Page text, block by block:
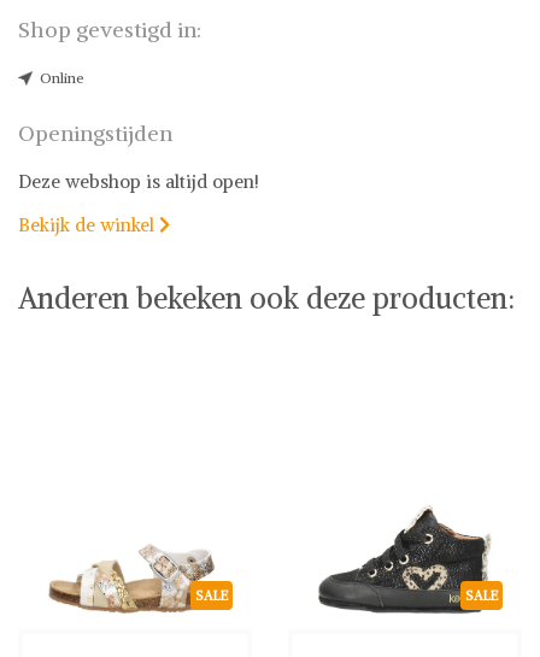
Shop gevestigd in:
Online
Openingstijden
Deze webshop is altijd open!
Bekijk de winkel 
Anderen bekeken ook deze producten:
SALE SALE